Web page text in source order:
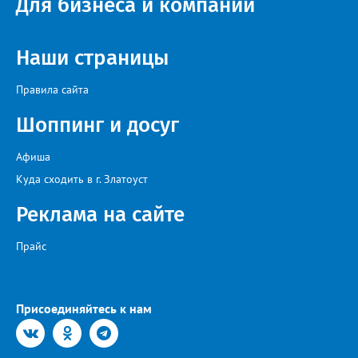
Для бизнеса и компаний
Наши страницы
Правила сайта
Шоппинг и досуг
Афиша
Куда сходить в г. Златоуст
Реклама на сайте
Прайс
Присоединяйтесь к нам